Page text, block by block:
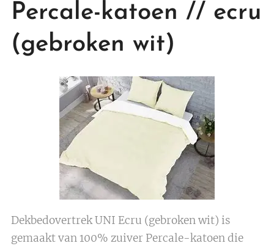
Percale-katoen // ecru
(gebroken wit)
Dekbedovertrek UNI Ecru (gebroken wit) is
gemaakt van 100% zuiver Percale-katoen die